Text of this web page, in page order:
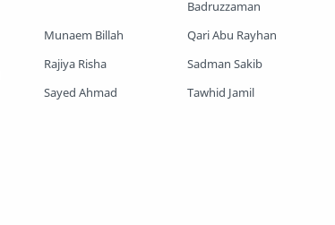
Badruzzaman
Munaem Billah
Qari Abu Rayhan
Rajiya Risha
Sadman Sakib
Sayed Ahmad
Tawhid Jamil